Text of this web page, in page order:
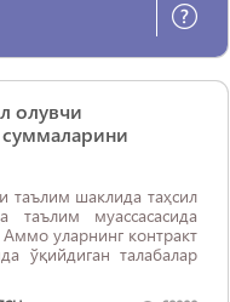
олувчи
суммаларини
таълим шаклида таҳсил
таълим муассасасида
уларнинг контракт
ўқийдиган талабалар